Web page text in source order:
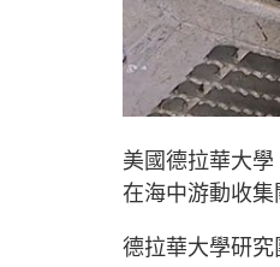
美國德拉華大
在海中游動收集
德拉華大學研